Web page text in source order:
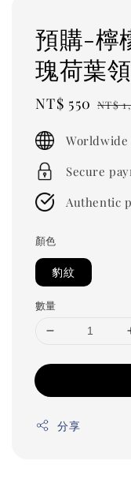
預購-檸
瑰荷葉
Sale
NT$ 550 NT$
Secure
Authentic
顏色
豹紋
數量
分享